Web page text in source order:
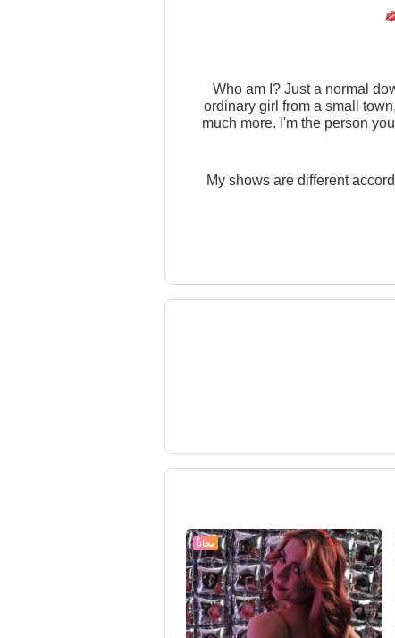
Who am I? Just a normal
ordinary girl from a small
much more. I'm the person
My shows are different
مجاناً